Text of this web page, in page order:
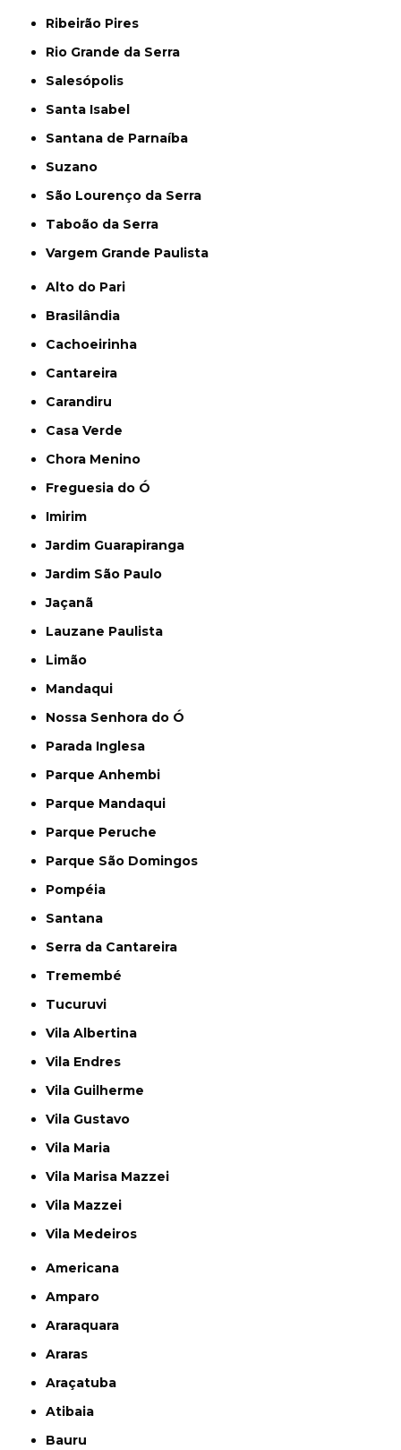
Ribeirão Pires
Rio Grande da Serra
Salesópolis
Santa Isabel
Santana de Parnaíba
Suzano
São Lourenço da Serra
Taboão da Serra
Vargem Grande Paulista
Alto do Pari
Brasilândia
Cachoeirinha
Cantareira
Carandiru
Casa Verde
Chora Menino
Freguesia do Ó
Imirim
Jardim Guarapiranga
Jardim São Paulo
Jaçanã
Lauzane Paulista
Limão
Mandaqui
Nossa Senhora do Ó
Parada Inglesa
Parque Anhembi
Parque Mandaqui
Parque Peruche
Parque São Domingos
Pompéia
Santana
Serra da Cantareira
Tremembé
Tucuruvi
Vila Albertina
Vila Endres
Vila Guilherme
Vila Gustavo
Vila Maria
Vila Marisa Mazzei
Vila Mazzei
Vila Medeiros
Americana
Amparo
Araraquara
Araras
Araçatuba
Atibaia
Bauru